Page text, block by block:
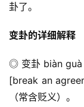
卦了。
变卦的详细解释
◎ 变卦 biàn guà
[break an
（常含贬义）。